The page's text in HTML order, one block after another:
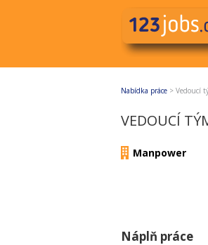
Nabídka práce > Vedoucí
VEDOUCÍ
Manpower
Náplň práce